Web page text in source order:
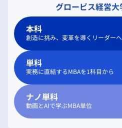
グロービス経営大
本科
創造に挑み、変革を導くリーダーへ
単科
実務に直結するMBAを1科目から
ナノ単科
動画とAIで学ぶMBA単位